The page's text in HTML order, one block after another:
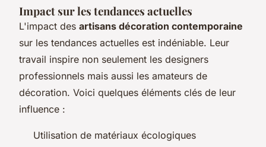
Impact sur les tendances actuelles
L'impact des artisans décoration contemporaine
sur les tendances actuelles est indéniable. Leur
travail inspire non seulement les designers
professionnels mais aussi les amateurs de
décoration. Voici quelques éléments clés de leur
influence :
Utilisation de matériaux écologiques